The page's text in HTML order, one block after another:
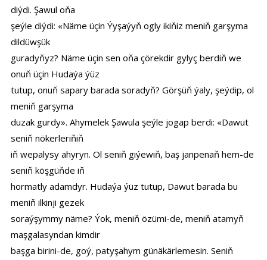
diýdi. Şawul oňa
şeýle diýdi: «Näme üçin Ýyşaýyň ogly ikiňiz meniň garşyma
dildüwşük
guradyňyz? Näme üçin sen oňa çörekdir gylyç berdiň we
onuň üçin Hudaýa ýüz
tutup, onuň sapary barada soradyň? Görşüň ýaly, şeýdip, ol
meniň garşyma
duzak gurdy». Ahymelek Şawula şeýle jogap berdi: «Dawut
seniň nökerleriňiň
iň wepalysy ahyryn. Ol seniň giýewiň, baş janpenaň hem-de
seniň köşgüňde iň
hormatly adamdyr. Hudaýa ýüz tutup, Dawut barada bu
meniň ilkinji gezek
soraýşymmy näme? Ýok, meniň özümi-de, meniň atamyň
maşgalasyndan kimdir
başga birini-de, goý, patyşahym günäkärlemesin. Seniň